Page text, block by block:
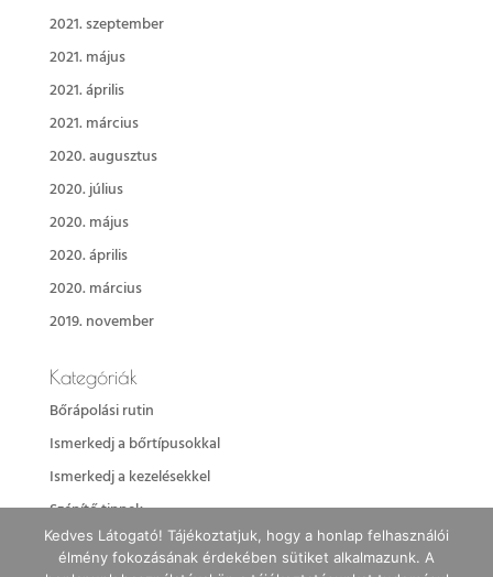
2021. szeptember
2021. május
2021. április
2021. március
2020. augusztus
2020. július
2020. május
2020. április
2020. március
2019. november
Kategóriák
Bőrápolási rutin
Ismerkedj a bőrtípusokkal
Ismerkedj a kezelésekkel
Szépítő tippek
Kedves Látogató! Tájékoztatjuk, hogy a honlap felhasználói
élmény fokozásának érdekében sütiket alkalmazunk. A